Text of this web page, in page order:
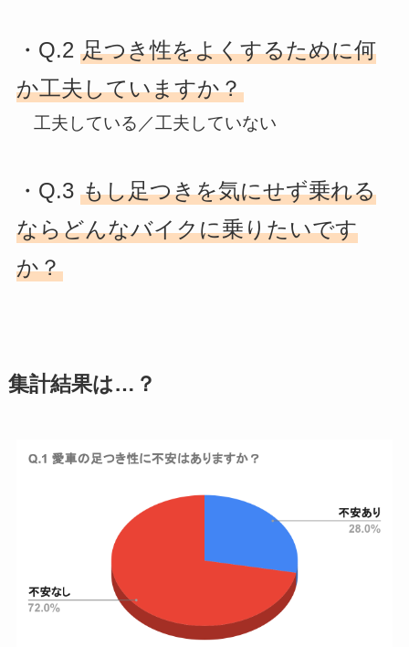
・Q.2 足つき性をよくするために何
か工夫していますか？
工夫している／工夫していない
・Q.3 もし足つきを気にせず乗れる
ならどんなバイクに乗りたいです
か？
集計結果は…？